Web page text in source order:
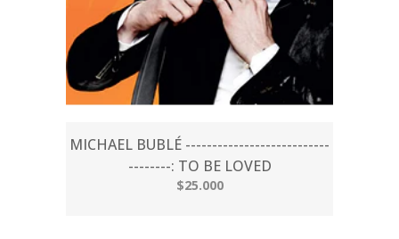
MICHAEL BUBLÉ ---------------------------
--------: TO BE LOVED
$25.000